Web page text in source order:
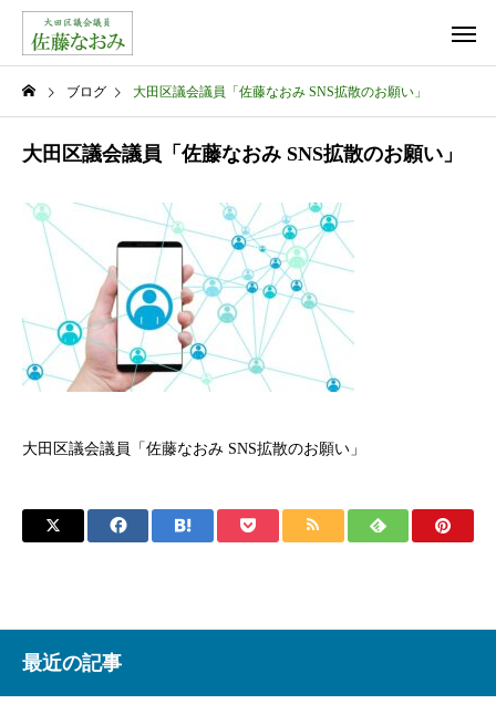
ブログ 大田区議会議員「佐藤なおみ SNS拡散のお願い」
大田区議会議員「佐藤なおみ SNS拡散のお願い」
大田区議会議員「佐藤なおみ SNS拡散のお願い」
最近の記事